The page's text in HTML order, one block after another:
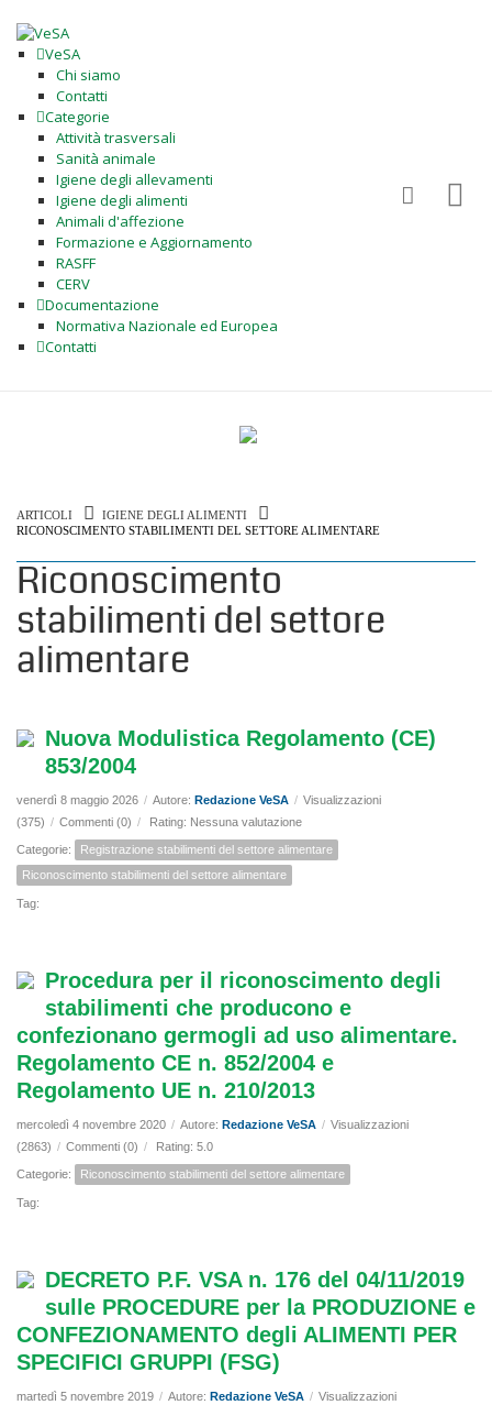
VeSA
Chi siamo
Contatti
Categorie
Attività trasversali
Sanità animale
Igiene degli allevamenti
Igiene degli alimenti
Animali d'affezione
Formazione e Aggiornamento
RASFF
CERV
Documentazione
Normativa Nazionale ed Europea
Contatti
ARTICOLI
IGIENE DEGLI ALIMENTI
RICONOSCIMENTO STABILIMENTI DEL SETTORE ALIMENTARE
Riconoscimento
stabilimenti del settore
alimentare
Nuova Modulistica Regolamento (CE)
853/2004
venerdì 8 maggio 2026 / Autore: Redazione VeSA / Visualizzazioni
(375) / Commenti (0) / Rating: Nessuna valutazione
Categorie:
Registrazione stabilimenti del settore alimentare
Riconoscimento stabilimenti del settore alimentare
Tag:
Procedura per il riconoscimento degli
stabilimenti che producono e
confezionano germogli ad uso alimentare.
Regolamento CE n. 852/2004 e
Regolamento UE n. 210/2013
mercoledì 4 novembre 2020 / Autore: Redazione VeSA / Visualizzazioni
(2863) / Commenti (0) / Rating: 5.0
Categorie: Riconoscimento stabilimenti del settore alimentare
Tag:
DECRETO P.F. VSA n. 176 del 04/11/2019
sulle PROCEDURE per la PRODUZIONE e
CONFEZIONAMENTO degli ALIMENTI PER
SPECIFICI GRUPPI (FSG)
martedì 5 novembre 2019 / Autore: Redazione VeSA / Visualizzazioni